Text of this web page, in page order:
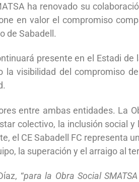
ha renovado su
en valor el compromiso
de Sabadell.
presente en el Estadi
visibilidad del compromiso
entre ambas entidades. La
colectivo, la inclusión social
el CE Sabadell FC representa
la superación y el arraigo al
“para la Obra Social